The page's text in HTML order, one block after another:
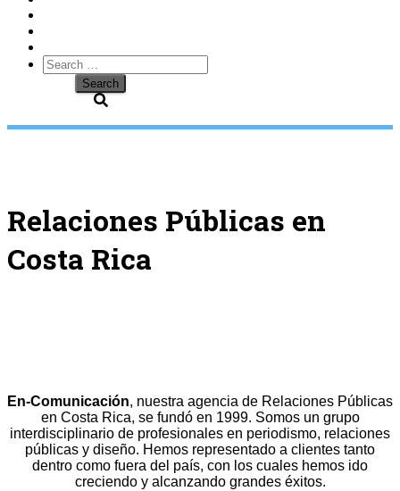
Search
for:
Relaciones Públicas en
Costa Rica
En-Comunicación, nuestra agencia de Relaciones Públicas
en Costa Rica, se fundó en 1999. Somos un grupo
interdisciplinario de profesionales en periodismo, relaciones
públicas y diseño. Hemos representado a clientes tanto
dentro como fuera del país, con los cuales hemos ido
creciendo y alcanzando grandes éxitos.